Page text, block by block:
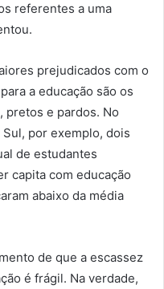
referentes a uma
prejudicados com o
a educação são os
pretos e pardos. No
por exemplo, dois
de estudantes
capita com educação
abaixo da média
de que a escassez
é frágil. Na verdade,